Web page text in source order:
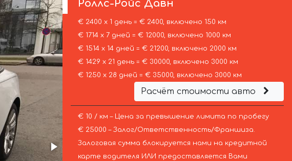
Роллс-Ройс Давн
€ 2400 х 1 день = € 2400, включено 150 км
€ 1714 х 7 дней = € 12000, включено 1000 км
€ 1514 х 14 дней = € 21200, включено 2000 км
€ 1429 х 21 день = € 30000, включено 3000 км
€ 1250 х 28 дней = € 35000, включено 3000 км
Расчёт стоимости авто
€ 10 / км – Цена за превышение лимита по пробегу
€ 25000 – Залог/Ответственность/Франшиза.
Залоговая сумма блокируется нами на кредитной
карте водителя ИЛИ предоставляется Вами